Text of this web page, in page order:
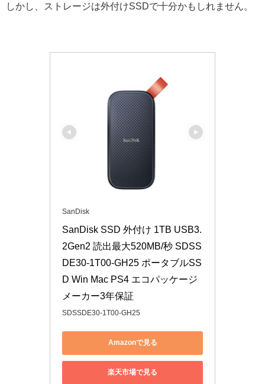
しかし、ストレージは外付けSSDで十分かもしれません。
SanDisk
SanDisk SSD 外付け 1TB USB3.
2Gen2 読出最大520MB/秒 SDSS
DE30-1T00-GH25 ポータブルSS
D Win Mac PS4 エコパッケージ
メーカー3年保証
SDSSDE30-1T00-GH25
Amazonで見る
楽天市場で見る